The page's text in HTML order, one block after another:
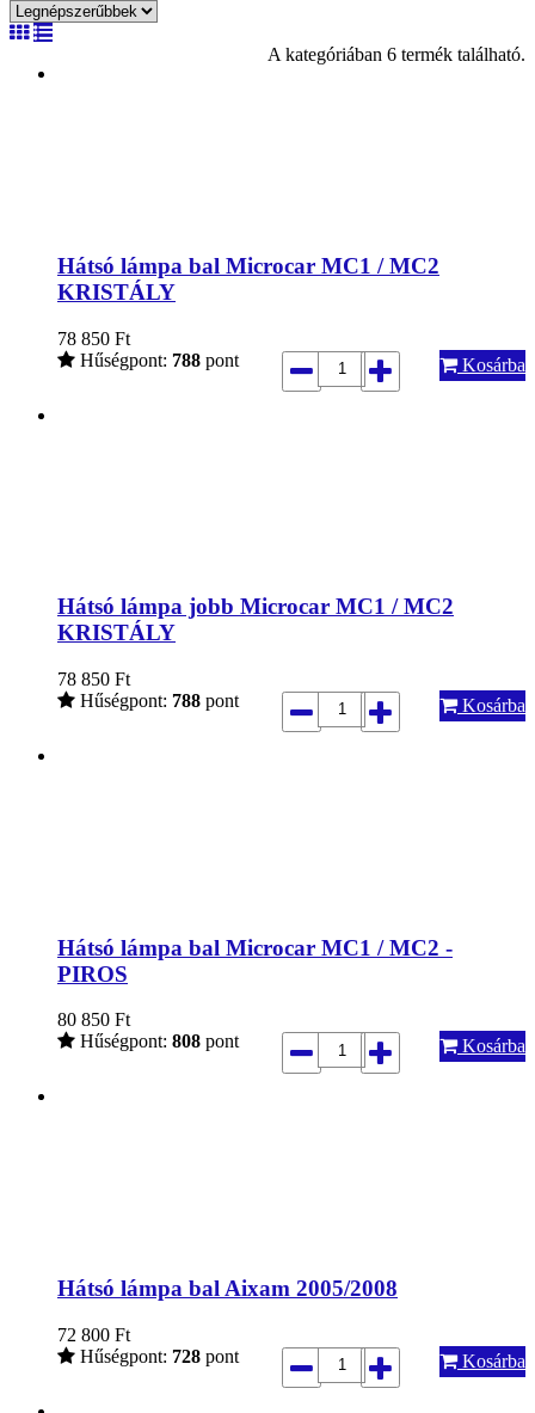
A kategóriában 6 termék található.
Hátsó lámpa bal Microcar MC1 / MC2
KRISTÁLY
78 850 Ft
Hűségpont: 788 pont Kosárba
Hátsó lámpa jobb Microcar MC1 / MC2
KRISTÁLY
78 850 Ft
Hűségpont: 788 pont Kosárba
Hátsó lámpa bal Microcar MC1 / MC2 -
PIROS
80 850 Ft
Hűségpont: 808 pont Kosárba
Hátsó lámpa bal Aixam 2005/2008
72 800 Ft
Hűségpont: 728 pont Kosárba